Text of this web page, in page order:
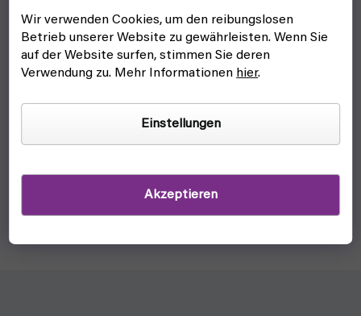
Wir verwenden Cookies, um den reibungslosen
Betrieb unserer Website zu gewährleisten. Wenn Sie
auf der Website surfen, stimmen Sie deren
Verwendung zu. Mehr Informationen hier.
Einstellungen
Akzeptieren
GAN Mosaik-Würfel (6 x 6 Würfel)
81,20 € In den Warenkorb
Kreieren Sie originelle Kunstwerke mit dem neuen GAN-
Mosaik mit 36 kleinen 3x3 Rubiks-Würfeln. Wecken Sie Ihre
Kreativität!